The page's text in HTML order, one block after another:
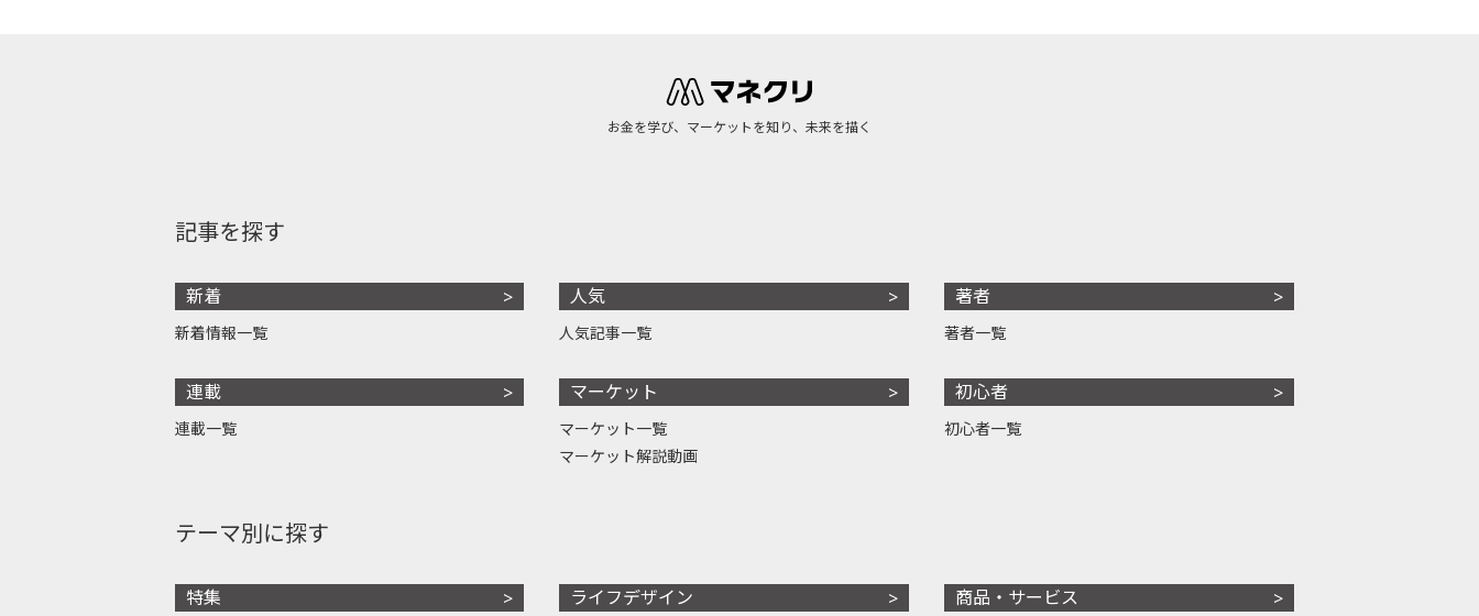
お金を学び、マーケットを知り、未来を描く
記事を探す
新着
新着情報一覧
連載
連載一覧
人気
人気記事一覧
マーケット
マーケット一覧
マーケット解説動画
著者
著者一覧
初心者
初心者一覧
テーマ別に探す
特集 ライフデザイン 商品・サービス